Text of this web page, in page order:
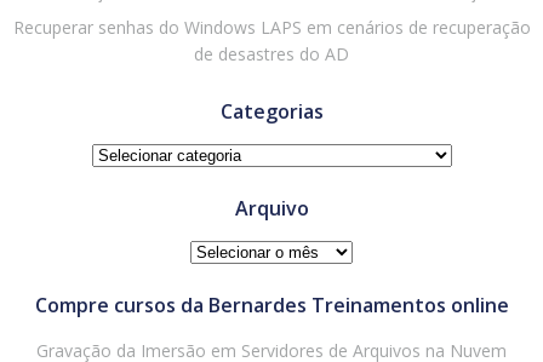
Recuperar senhas do Windows LAPS em cenários de recuperação
de desastres do AD
Categorias
Categorias
Arquivo
Arquivo
Compre cursos da Bernardes Treinamentos online
Gravação da Imersão em Servidores de Arquivos na Nuvem